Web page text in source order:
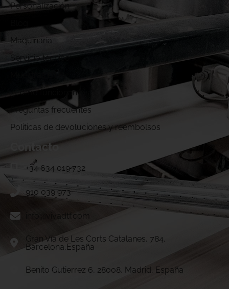
Personalización
Maquinaria
Servicio técnico
¿Cómo funcionamos?
Preguntas frecuentes
Politicas de devoluciones y reembolsos
Contacto
+34 634 019 732
910 039 973
info@vivadtf.com
Gran Vía de Les Corts Catalanes, 784.
Barcelona,España
Benito Gutierrez 6, 28008, Madrid, España